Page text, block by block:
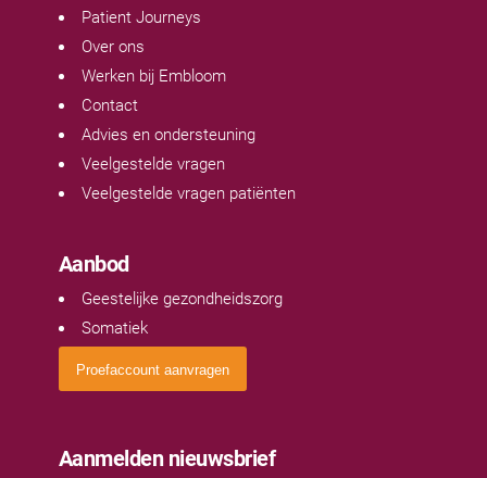
Patient Journeys
Over ons
Werken bij Embloom
Contact
Advies en ondersteuning
Veelgestelde vragen
Veelgestelde vragen patiënten
Aanbod
Geestelijke gezondheidszorg
Somatiek
Proefaccount aanvragen
Aanmelden nieuwsbrief